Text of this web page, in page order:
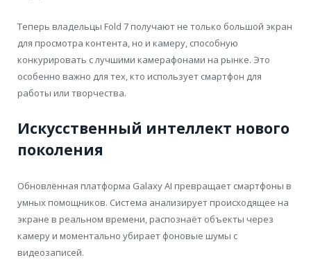
Теперь владельцы Fold 7 получают не только большой экран
для просмотра контента, но и камеру, способную
конкурировать с лучшими камерафонами на рынке. Это
особенно важно для тех, кто использует смартфон для
работы или творчества.
Искусственный интеллект нового
поколения
Обновлённая платформа Galaxy AI превращает смартфоны в
умных помощников. Система анализирует происходящее на
экране в реальном времени, распознаёт объекты через
камеру и моментально убирает фоновые шумы с
видеозаписей.